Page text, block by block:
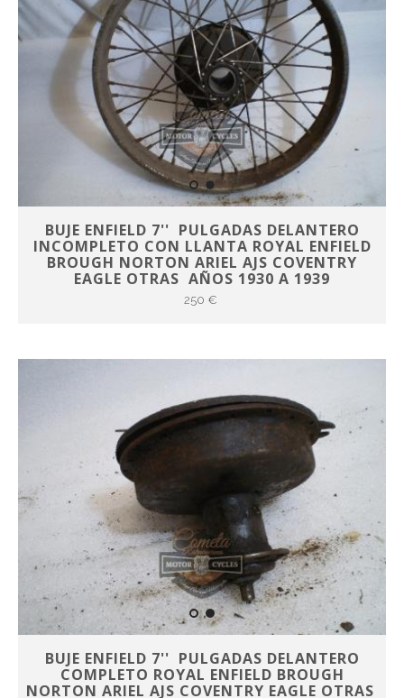
BUJE ENFIELD 7'' PULGADAS DELANTERO
INCOMPLETO CON LLANTA ROYAL ENFIELD
BROUGH NORTON ARIEL AJS COVENTRY
EAGLE OTRAS AÑOS 1930 A 1939
250 €
BUJE ENFIELD 7'' PULGADAS DELANTERO
COMPLETO ROYAL ENFIELD BROUGH
NORTON ARIEL AJS COVENTRY EAGLE OTRAS